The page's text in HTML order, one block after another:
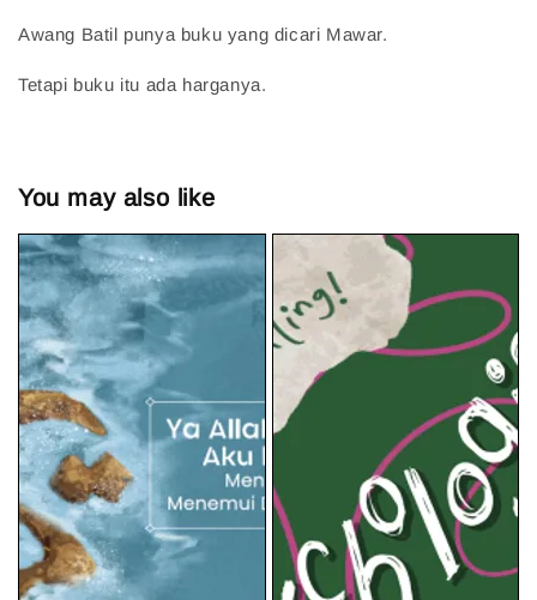
Awang Batil punya buku yang dicari Mawar.
Tetapi buku itu ada harganya.
You may also like